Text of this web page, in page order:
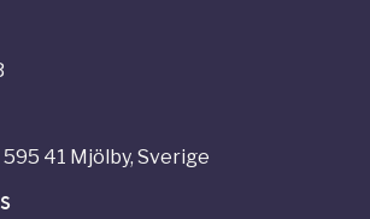
595 41 Mjölby, Sverige